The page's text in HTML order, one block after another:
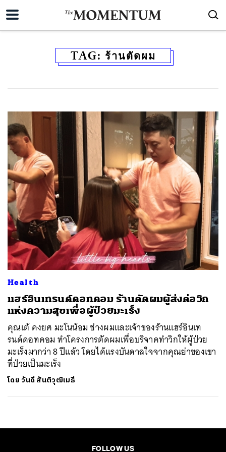
TAG: ร้านตัดผม
Health
แฮร์อินเทรนด์ดอทคอม ร้านตัดผมผู้ส่งต่อวิก
แห่งความสุขเพื่อผู้ป่วยมะเร็ง
คุณเต้ คงยศ มะโนน้อม ช่างผมและเจ้าของร้านแฮร์อินเท
รนด์ดอทคอม ทำโครงการตัดผมเพื่อบริจาคทำวิกให้ผู้ป่วย
มะเร็งมากว่า 8 ปีแล้ว โดยได้แรงบันดาลใจจากคุณย่าของเขา
ที่ป่วยเป็นมะเร็ง
โดยวันดี สันติวุฒิเมธี
FOLLOW US
ค้นหา
SHARE TWEET LINE EMAIL